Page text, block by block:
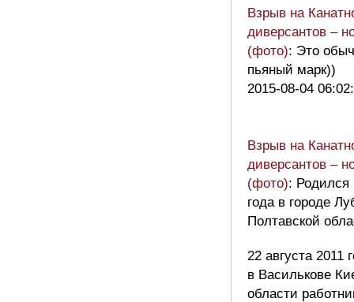
Взрыв на
диверсантов –
(фото): Это
пьяный марк))
2015-08-04
Взрыв на
диверсантов –
(фото): Родился
года в городе
Полтавской
22 августа 2011
в Василькове
области